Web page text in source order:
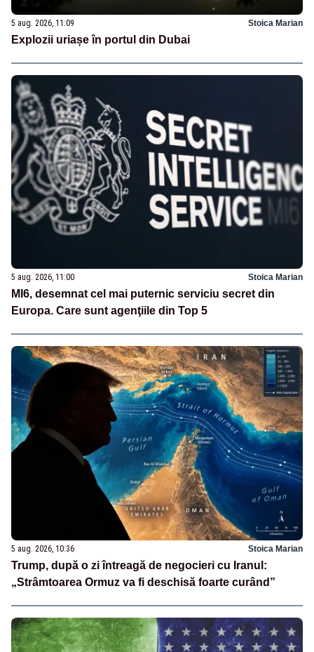
5 aug. 2026, 11:09 Stoica Marian
Explozii uriașe în portul din Dubai
5 aug. 2026, 11:00 Stoica Marian
MI6, desemnat cel mai puternic serviciu secret din
Europa. Care sunt agenţiile din Top 5
5 aug. 2026, 10:36 Stoica Marian
Trump, după o zi întreagă de negocieri cu Iranul:
„Strâmtoarea Ormuz va fi deschisă foarte curând”